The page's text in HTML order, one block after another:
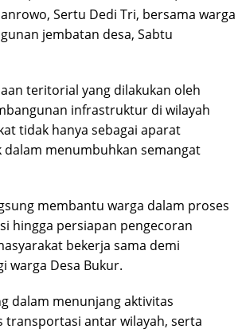
Sertu Dedi Tri, bersama warga
jembatan desa, Sabtu
teritorial yang dilakukan oleh
infrastruktur di wilayah
tidak hanya sebagai aparat
menumbuhkan semangat
membantu warga dalam proses
hingga persiapan pengecoran
bekerja sama demi
warga Desa Bukur.
dalam menunjang aktivitas
transportasi antar wilayah, serta